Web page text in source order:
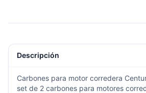
Descripción
Carbones para motor corredera
set de 2 carbones para motores